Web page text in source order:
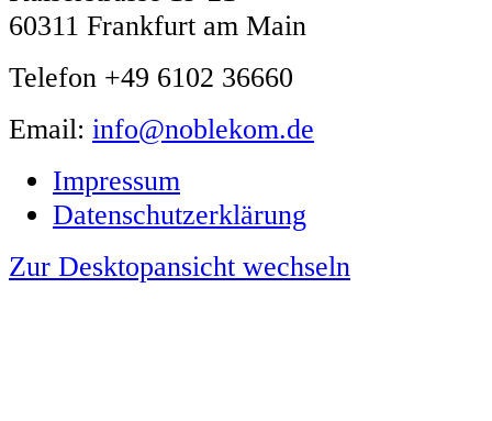
60311 Frankfurt am Main
Telefon +49 6102 36660
Email: info@noblekom.de
Impressum
Datenschutzerklärung
Zur Desktopansicht wechseln